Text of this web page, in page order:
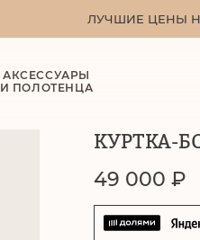
ЛУЧШИЕ ЦЕНЫ
АКСЕССУАРЫ
И ПОЛОТЕНЦА
КУРТКА-
49 000 ₽